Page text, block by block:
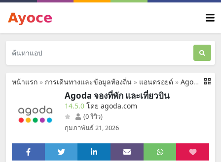
หน้าแรก » การเดินทางและข้อมูลท้องถิ่น » แอนดรอยด์ » Agoda จองที่พัก และเที่ยวบิน
Agoda จองที่พัก และเที่ยวบิน
14.5.0 โดย agoda.com
(0 รีวิว)
กุมภาพันธ์ 21, 2026